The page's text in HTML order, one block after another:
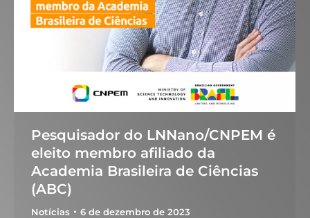
Pesquisador do LNNano/CNPEM é
eleito membro afiliado da
Academia Brasileira de Ciências
(ABC)
Notícias 6 de dezembro de 2023